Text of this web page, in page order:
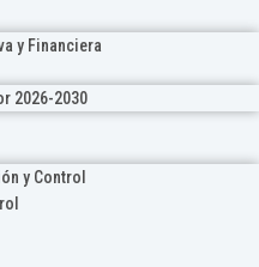
y Financiera
2026-2030
y Control